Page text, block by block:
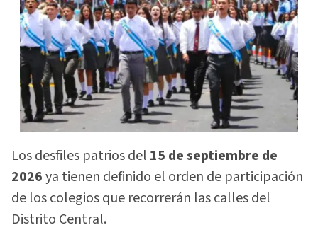
Los desfiles patrios del 15 de septiembre de
2026ya tienen definido el orden de participación
de los colegios que recorrerán las calles del
Distrito Central.